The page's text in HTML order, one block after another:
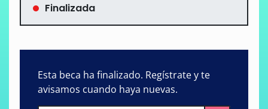
Finalizada
Esta beca ha finalizado. Regístrate y te
avisamos cuando haya nuevas.